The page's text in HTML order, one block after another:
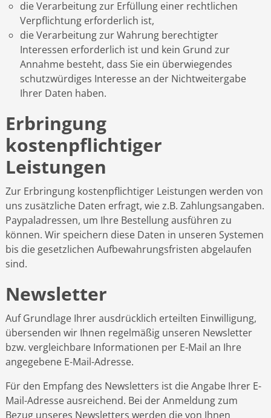
die Verarbeitung zur Erfüllung einer rechtlichen
Verpflichtung erforderlich ist,
die Verarbeitung zur Wahrung berechtigter
Interessen erforderlich ist und kein Grund zur
Annahme besteht, dass Sie ein überwiegendes
schutzwürdiges Interesse an der Nichtweitergabe
Ihrer Daten haben.
Erbringung
kostenpflichtiger
Leistungen
Zur Erbringung kostenpflichtiger Leistungen werden von
uns zusätzliche Daten erfragt, wie z.B. Zahlungsangaben.
Paypaladressen, um Ihre Bestellung ausführen zu
können. Wir speichern diese Daten in unseren Systemen
bis die gesetzlichen Aufbewahrungsfristen abgelaufen
sind.
Newsletter
Auf Grundlage Ihrer ausdrücklich erteilten Einwilligung,
übersenden wir Ihnen regelmäßig unseren Newsletter
bzw. vergleichbare Informationen per E-Mail an Ihre
angegebene E-Mail-Adresse.
Für den Empfang des Newsletters ist die Angabe Ihrer E-
Mail-Adresse ausreichend. Bei der Anmeldung zum
Bezug unseres Newsletters werden die von Ihnen